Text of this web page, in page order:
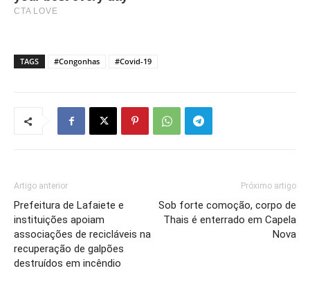
TAGS #Congonhas #Covid-19
Artigo anterior
Prefeitura de Lafaiete e
instituições apoiam
associações de recicláveis na
recuperação de galpões
destruídos em incêndio
Próximo artigo
Sob forte comoção, corpo de
Thais é enterrado em Capela
Nova